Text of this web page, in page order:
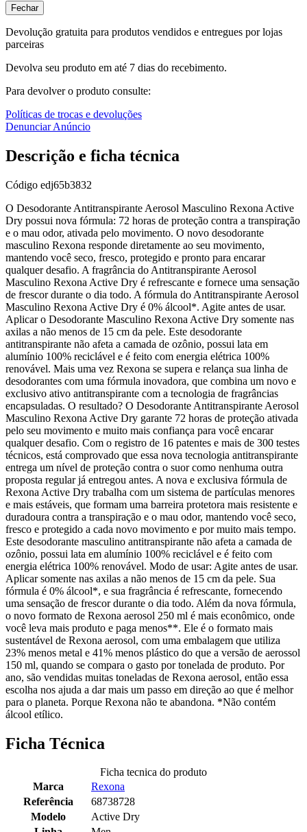
Fechar
Devolução gratuita para produtos vendidos e entregues por lojas
parceiras
Devolva seu produto em até 7 dias do recebimento.
Para devolver o produto consulte:
Políticas de trocas e devoluções
Denunciar Anúncio
Descrição e ficha técnica
Código edj65b3832
O Desodorante Antitranspirante Aerosol Masculino Rexona Active
Dry possui nova fórmula: 72 horas de proteção contra a transpiração
e o mau odor, ativada pelo movimento. O novo desodorante
masculino Rexona responde diretamente ao seu movimento,
mantendo você seco, fresco, protegido e pronto para encarar
qualquer desafio. A fragrância do Antitranspirante Aerosol
Masculino Rexona Active Dry é refrescante e fornece uma sensação
de frescor durante o dia todo. A fórmula do Antitranspirante Aerosol
Masculino Rexona Active Dry é 0% álcool*. Agite antes de usar.
Aplicar o Desodorante Masculino Rexona Active Dry somente nas
axilas a não menos de 15 cm da pele. Este desodorante
antitranspirante não afeta a camada de ozônio, possui lata em
alumínio 100% reciclável e é feito com energia elétrica 100%
renovável. Mais uma vez Rexona se supera e relança sua linha de
desodorantes com uma fórmula inovadora, que combina um novo e
exclusivo ativo antitranspirante com a tecnologia de fragrâncias
encapsuladas. O resultado? O Desodorante Antitranspirante Aerosol
Masculino Rexona Active Dry garante 72 horas de proteção ativada
pelo seu movimento e muito mais confiança para você encarar
qualquer desafio. Com o registro de 16 patentes e mais de 300 testes
técnicos, está comprovado que essa nova tecnologia antitranspirante
entrega um nível de proteção contra o suor como nenhuma outra
proposta regular já entregou antes. A nova e exclusiva fórmula de
Rexona Active Dry trabalha com um sistema de partículas menores
e mais estáveis, que formam uma barreira protetora mais resistente e
duradoura contra a transpiração e o mau odor, mantendo você seco,
fresco e protegido a cada novo movimento e por muito mais tempo.
Este desodorante masculino antitranspirante não afeta a camada de
ozônio, possui lata em alumínio 100% reciclável e é feito com
energia elétrica 100% renovável. Modo de usar: Agite antes de usar.
Aplicar somente nas axilas a não menos de 15 cm da pele. Sua
fórmula é 0% álcool*, e sua fragrância é refrescante, fornecendo
uma sensação de frescor durante o dia todo. Além da nova fórmula,
o novo formato de Rexona aerosol 250 ml é mais econômico, onde
você leva mais produto e paga menos**. Ele é o formato mais
sustentável de Rexona aerosol, com uma embalagem que utiliza
23% menos metal e 41% menos plástico do que a versão de aerossol
150 ml, quando se compara o gasto por tonelada de produto. Por
ano, são vendidas muitas toneladas de Rexona aerosol, então essa
escolha nos ajuda a dar mais um passo em direção ao que é melhor
para o planeta. Porque Rexona não te abandona. *Não contém
álcool etílico.
Ficha Técnica
Ficha tecnica do produto
Marca
Rexona
Referência
68738728
Modelo
Active Dry